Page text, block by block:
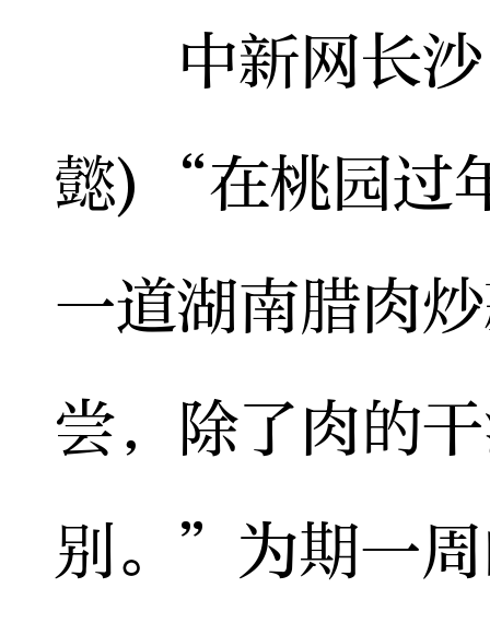
中新网长沙
懿)“在桃园过
一道湖南腊肉
尝，除了肉的
别。”为期一